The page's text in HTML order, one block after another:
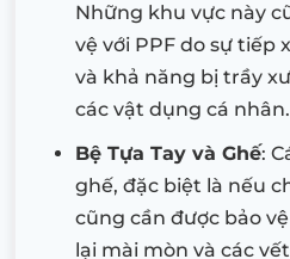
Những khu vực này
vệ với PPF do sự tiếp
và khả năng bị trầy
các vật dụng cá nhân.
Bệ Tựa Tay và Ghế:
ghế, đặc biệt là nếu
cũng cần được bảo
lại mài mòn và các